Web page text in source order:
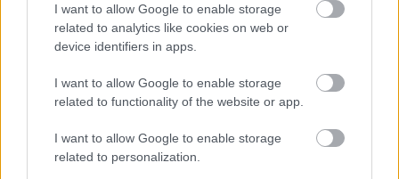
I want to allow Google to enable storage
related to analytics like cookies on web or
device identifiers in apps.
I want to allow Google to enable storage
related to functionality of the website or app.
I want to allow Google to enable storage
related to personalization.
View this post on Instagram
A post shared by Sotiris Papatheodorou (@aurevoir.bar)